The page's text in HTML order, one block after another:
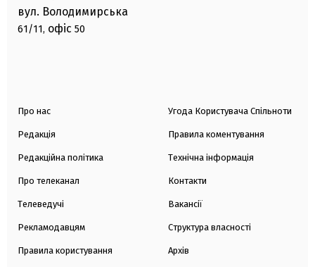
вул. Володимирська
61/11, офіс 50
Про нас
Редакція
Редакційна політика
Про телеканал
Телеведучі
Рекламодавцям
Правила користування
Угода Користувача Спільноти
Правила коментування
Технічна інформація
Контакти
Вакансії
Структура власності
Архів